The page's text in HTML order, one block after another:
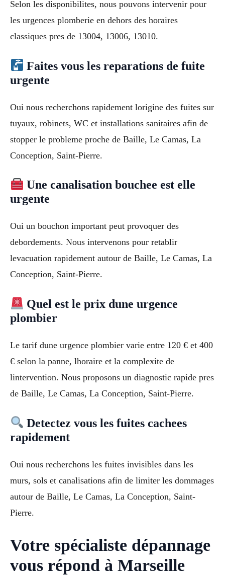
Selon les disponibilites, nous pouvons intervenir pour
les urgences plomberie en dehors des horaires
classiques pres de 13004, 13006, 13010.
Faites vous les reparations de fuite
urgente
Oui nous recherchons rapidement lorigine des fuites sur
tuyaux, robinets, WC et installations sanitaires afin de
stopper le probleme proche de Baille, Le Camas, La
Conception, Saint-Pierre.
Une canalisation bouchee est elle
urgente
Oui un bouchon important peut provoquer des
debordements. Nous intervenons pour retablir
levacuation rapidement autour de Baille, Le Camas, La
Conception, Saint-Pierre.
Quel est le prix dune urgence
plombier
Le tarif dune urgence plombier varie entre 120 € et 400
€ selon la panne, lhoraire et la complexite de
lintervention. Nous proposons un diagnostic rapide pres
de Baille, Le Camas, La Conception, Saint-Pierre.
Detectez vous les fuites cachees
rapidement
Oui nous recherchons les fuites invisibles dans les
murs, sols et canalisations afin de limiter les dommages
autour de Baille, Le Camas, La Conception, Saint-
Pierre.
Votre spécialiste dépannage
vous répond à Marseille